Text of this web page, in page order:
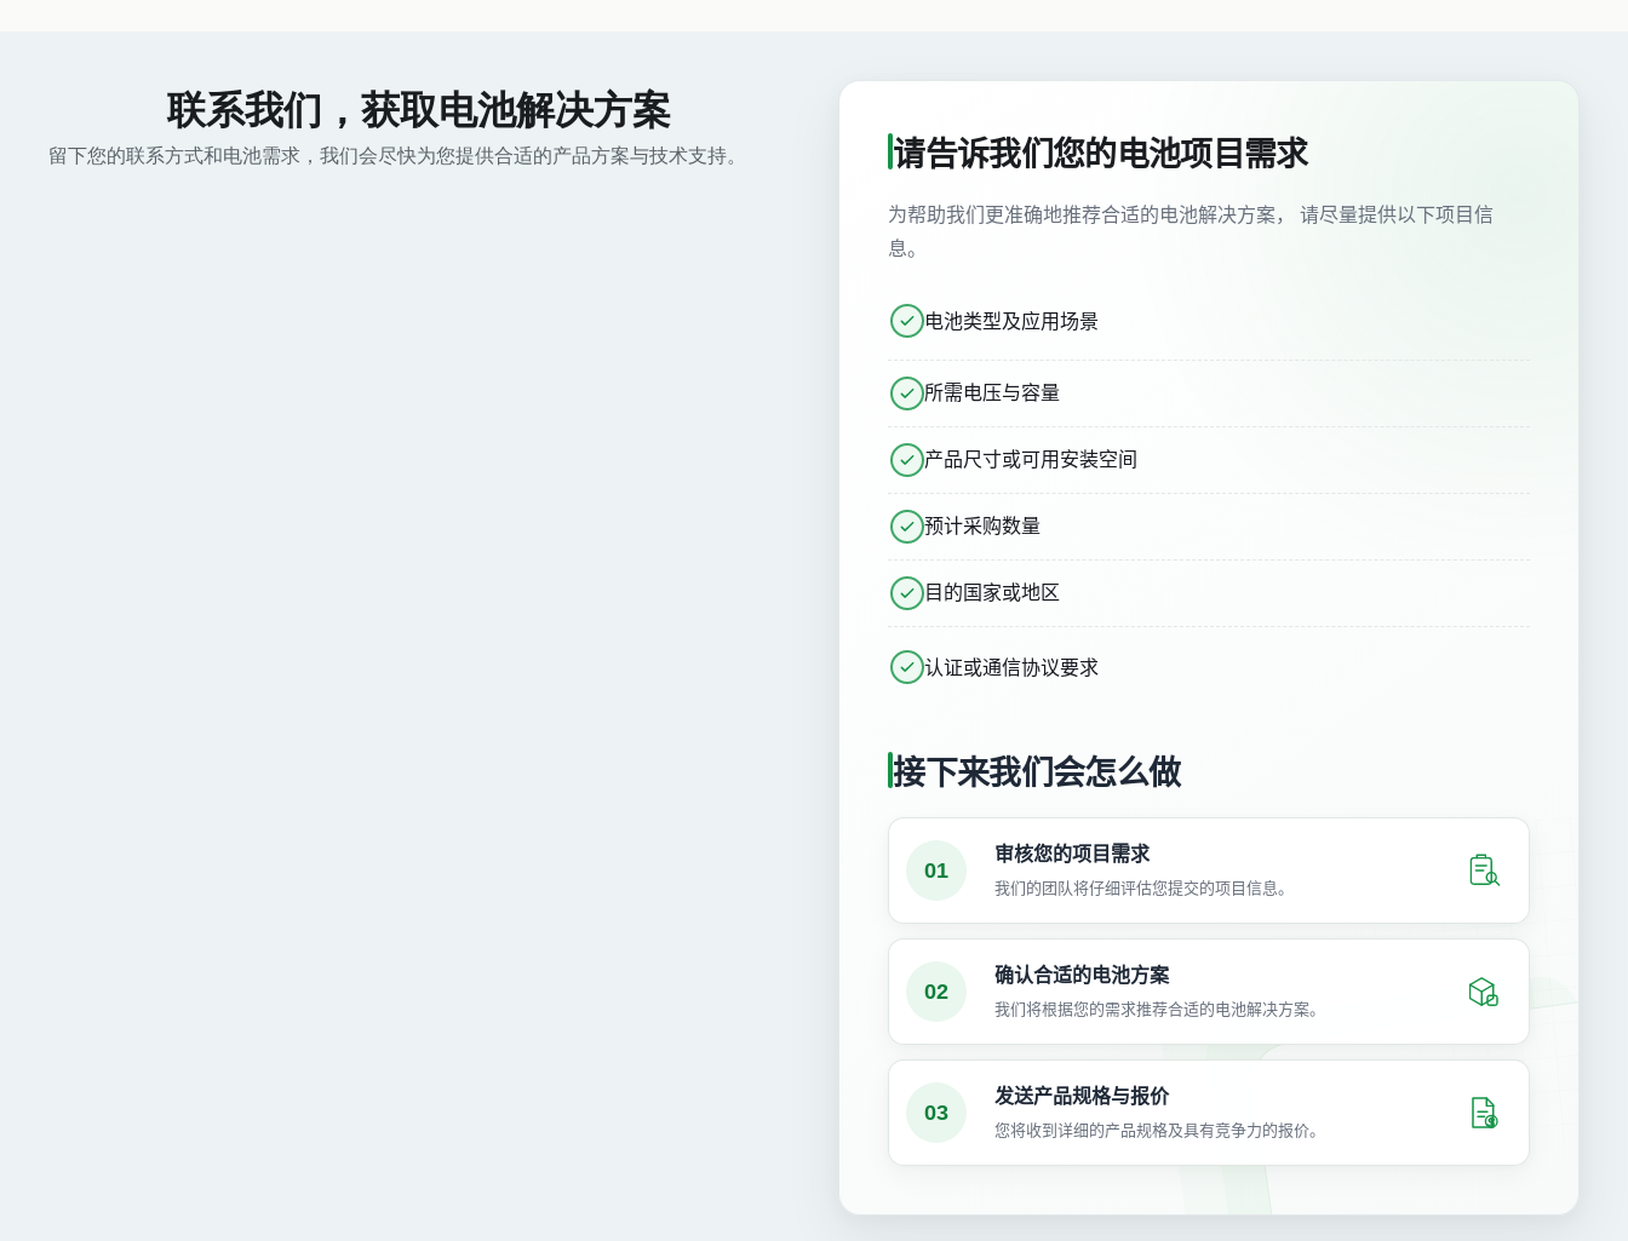
联系我们，获取电池解决方案
留下您的联系方式和电池需求，我们会尽快为您提供合适的产品方案与技术支持。 请告诉我们您的电池项目需求
为帮助我们更准确地推荐合适的电池解决方案， 请尽量提供以下项目信
息。
电池类型及应用场景
所需电压与容量
产品尺寸或可用安装空间
预计采购数量
目的国家或地区
认证或通信协议要求
接下来我们会怎么做
01
审核您的项目需求
我们的团队将仔细评估您提交的项目信息。
02
确认合适的电池方案
我们将根据您的需求推荐合适的电池解决方案。
03
发送产品规格与报价
您将收到详细的产品规格及具有竞争力的报价。